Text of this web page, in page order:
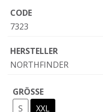
CODE
7323
HERSTELLER
NORTHFINDER
GRÖSSE
S
XXL